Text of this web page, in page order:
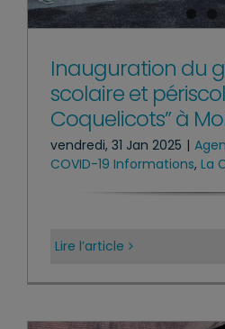
Inauguration du
scolaire et
Coquelicots” à
vendredi, 31 Jan 2025 |
COVID-19 Informations, La
Lire l’article